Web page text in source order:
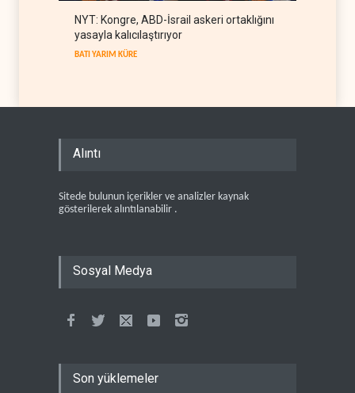
NYT: Kongre, ABD-İsrail askeri ortaklığını
yasayla kalıcılaştırıyor
BATI YARIM KÜRE
Alıntı
Sitede bulunun içerikler ve analizler kaynak
gösterilerek alıntılanabilir .
Sosyal Medya
Son yüklemeler